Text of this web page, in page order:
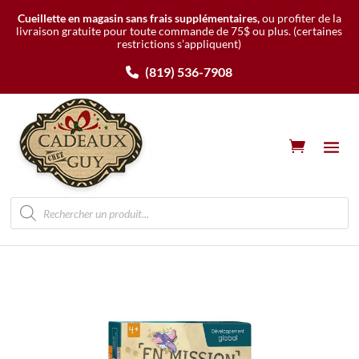
Cueillette en magasin sans frais supplémentaires,ou profiter de la
livraison gratuite pour toute commande de 75$ ou plus. (certaines
restrictions s’appliquent)
(819) 536-7908
Recherche
de
produits